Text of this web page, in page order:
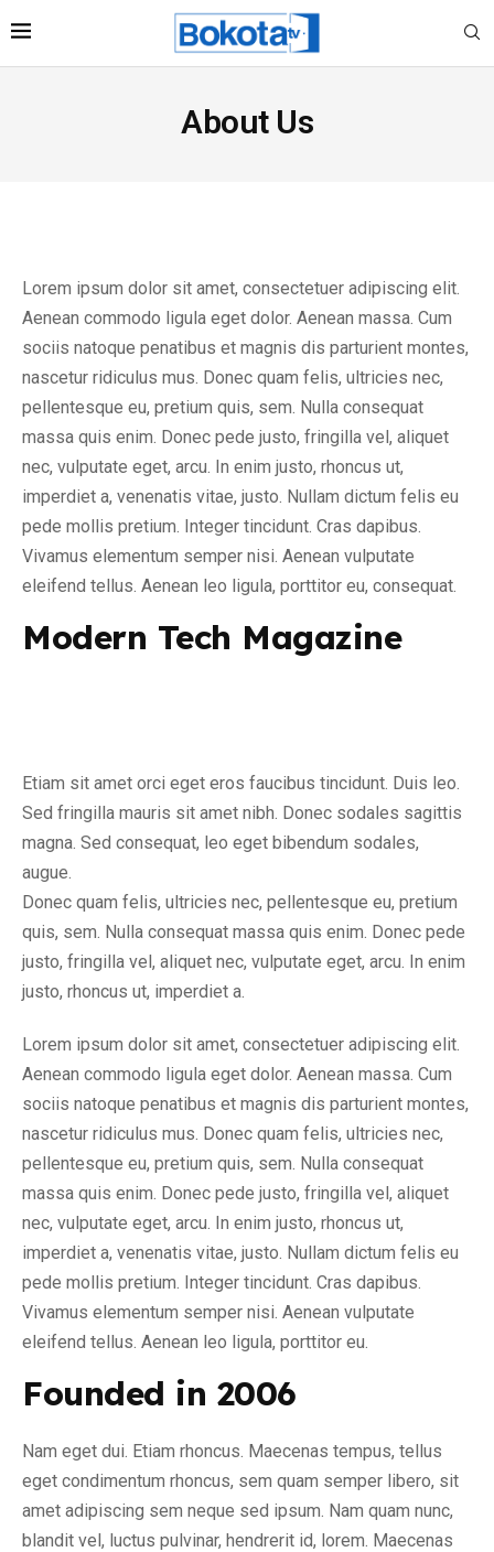
About Us
Lorem ipsum dolor sit amet, consectetuer adipiscing elit.
Aenean commodo ligula eget dolor. Aenean massa. Cum
sociis natoque penatibus et magnis dis parturient montes,
nascetur ridiculus mus. Donec quam felis, ultricies nec,
pellentesque eu, pretium quis, sem. Nulla consequat
massa quis enim. Donec pede justo, fringilla vel, aliquet
nec, vulputate eget, arcu. In enim justo, rhoncus ut,
imperdiet a, venenatis vitae, justo. Nullam dictum felis eu
pede mollis pretium. Integer tincidunt. Cras dapibus.
Vivamus elementum semper nisi. Aenean vulputate
eleifend tellus. Aenean leo ligula, porttitor eu, consequat.
Modern Tech Magazine
Etiam sit amet orci eget eros faucibus tincidunt. Duis leo.
Sed fringilla mauris sit amet nibh. Donec sodales sagittis
magna. Sed consequat, leo eget bibendum sodales,
augue.
Donec quam felis, ultricies nec, pellentesque eu, pretium
quis, sem. Nulla consequat massa quis enim. Donec pede
justo, fringilla vel, aliquet nec, vulputate eget, arcu. In enim
justo, rhoncus ut, imperdiet a.
Lorem ipsum dolor sit amet, consectetuer adipiscing elit.
Aenean commodo ligula eget dolor. Aenean massa. Cum
sociis natoque penatibus et magnis dis parturient montes,
nascetur ridiculus mus. Donec quam felis, ultricies nec,
pellentesque eu, pretium quis, sem. Nulla consequat
massa quis enim. Donec pede justo, fringilla vel, aliquet
nec, vulputate eget, arcu. In enim justo, rhoncus ut,
imperdiet a, venenatis vitae, justo. Nullam dictum felis eu
pede mollis pretium. Integer tincidunt. Cras dapibus.
Vivamus elementum semper nisi. Aenean vulputate
eleifend tellus. Aenean leo ligula, porttitor eu.
Founded in 2006
Nam eget dui. Etiam rhoncus. Maecenas tempus, tellus
eget condimentum rhoncus, sem quam semper libero, sit
amet adipiscing sem neque sed ipsum. Nam quam nunc,
blandit vel, luctus pulvinar, hendrerit id, lorem. Maecenas